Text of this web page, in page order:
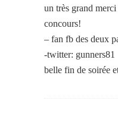
un très grand
concours!
– fan fb des deux
-twitter: gunners81
belle fin de soirée